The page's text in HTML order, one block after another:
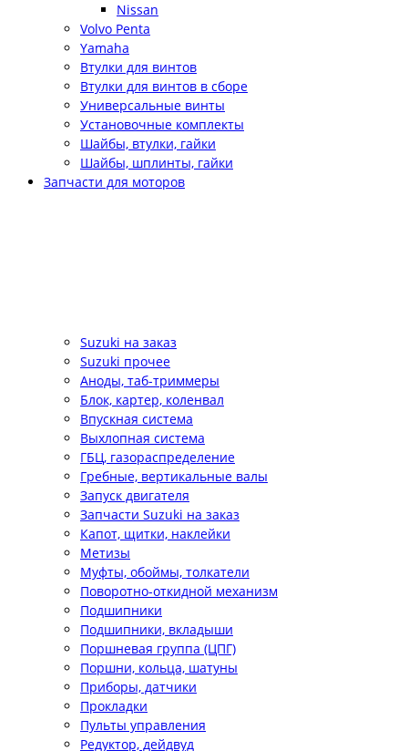
Nissan
Volvo Penta
Yamaha
Втулки для винтов
Втулки для винтов в сборе
Универсальные винты
Установочные комплекты
Шайбы, втулки, гайки
Шайбы, шплинты, гайки
Запчасти для моторов
Suzuki на заказ
Suzuki прочее
Аноды, таб-триммеры
Блок, картер, коленвал
Впускная система
Выхлопная система
ГБЦ, газораспределение
Гребные, вертикальные валы
Запуск двигателя
Запчасти Suzuki на заказ
Капот, щитки, наклейки
Метизы
Муфты, обоймы, толкатели
Поворотно-откидной механизм
Подшипники
Подшипники, вкладыши
Поршневая группа (ЦПГ)
Поршни, кольца, шатуны
Приборы, датчики
Прокладки
Пульты управления
Редуктор, дейдвуд